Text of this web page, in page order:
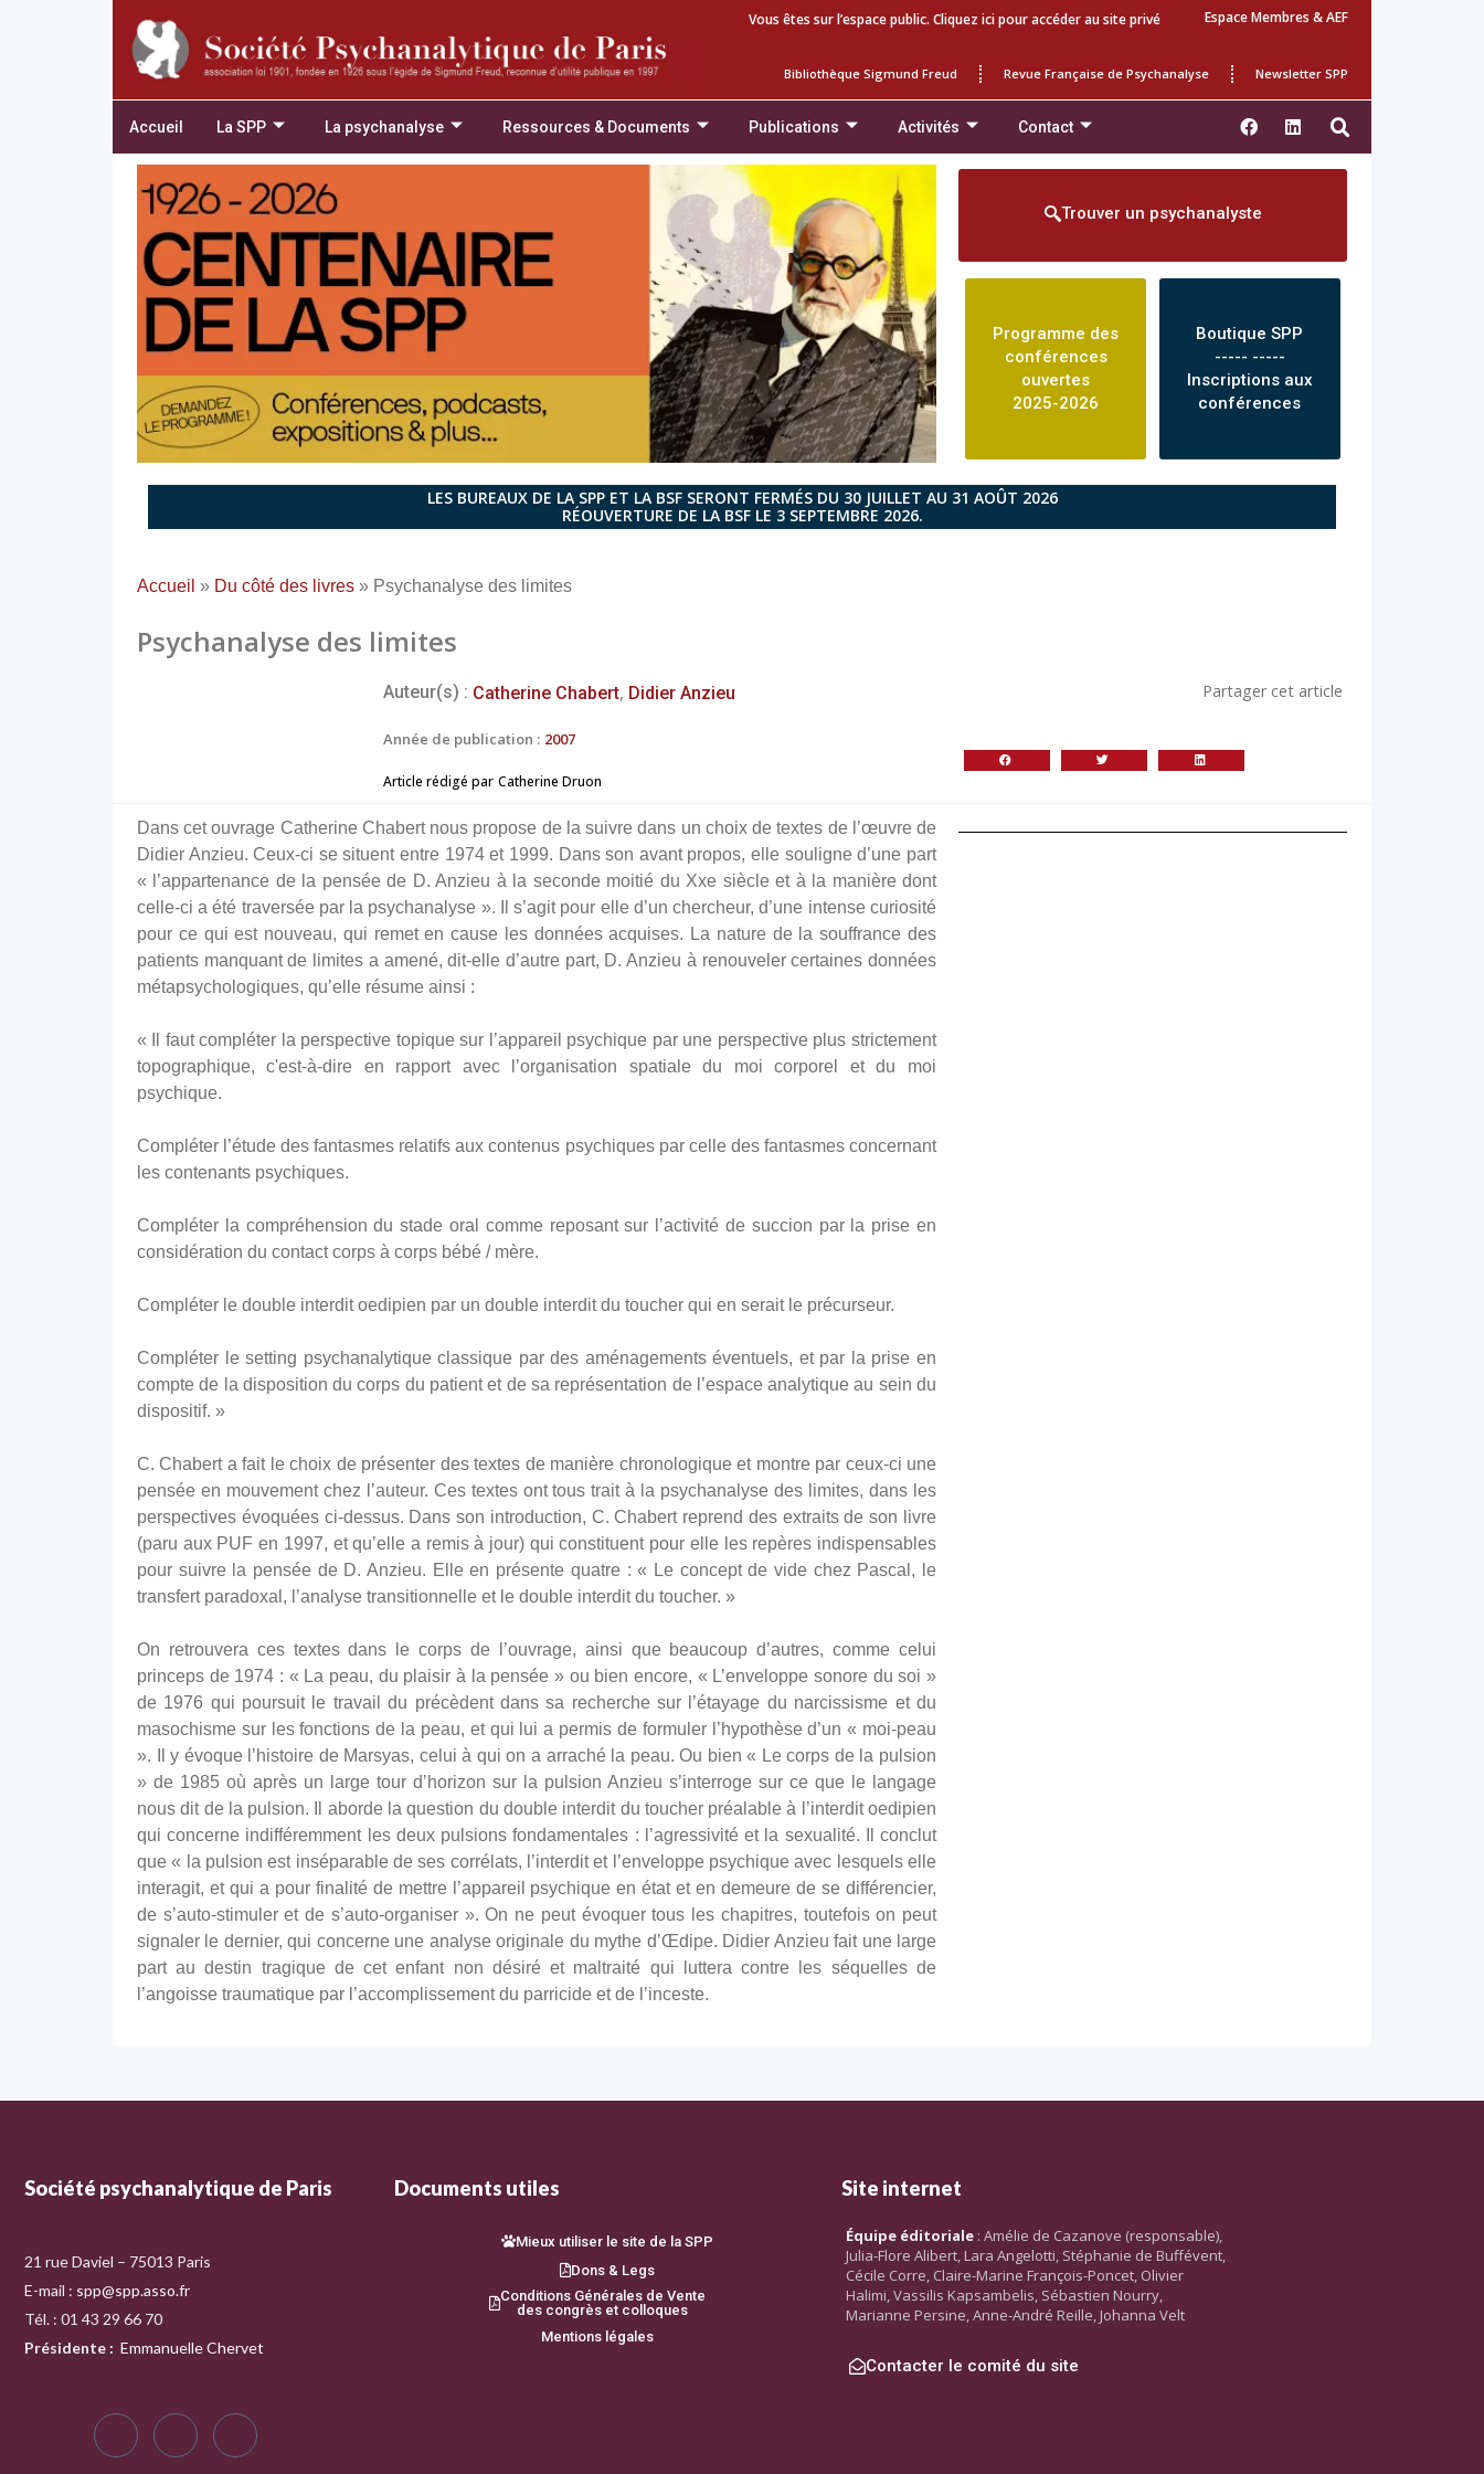
Vous êtes sur l’espace public. Cliquez ici pour accéder au site privé Espace Membres & AEF
Bibliothèque Sigmund Freud Revue Française de Psychanalyse Newsletter SPP
Accueil La SPP La psychanalyse Ressources & Documents Publications Activités Contact
Trouver un psychanalyste
Programme des
conférences
ouvertes
2025-2026
Boutique SPP
----- -----
Inscriptions aux
conférences
LES BUREAUX DE LA SPP ET LA BSF SERONT FERMÉS DU 30 JUILLET AU 31 AOÛT 2026
RÉOUVERTURE DE LA BSF LE 3 SEPTEMBRE 2026.
Accueil » Du côté des livres » Psychanalyse des limites
Psychanalyse des limites
Auteur(s) : Catherine Chabert, Didier Anzieu
Année de publication : 2007
Article rédigé par Catherine Druon
Partager cet article
Dans cet ouvrage Catherine Chabert nous propose de la suivre dans un choix de textes de l’œuvre de
Didier Anzieu. Ceux-ci se situent entre 1974 et 1999. Dans son avant propos, elle souligne d’une part
« l’appartenance de la pensée de D. Anzieu à la seconde moitié du Xxe siècle et à la manière dont
celle-ci a été traversée par la psychanalyse ». Il s’agit pour elle d’un chercheur, d’une intense curiosité
pour ce qui est nouveau, qui remet en cause les données acquises. La nature de la souffrance des
patients manquant de limites a amené, dit-elle d’autre part, D. Anzieu à renouveler certaines données
métapsychologiques, qu’elle résume ainsi :
« Il faut compléter la perspective topique sur l’appareil psychique par une perspective plus strictement
topographique, c'est-à-dire en rapport avec l’organisation spatiale du moi corporel et du moi
psychique.
Compléter l’étude des fantasmes relatifs aux contenus psychiques par celle des fantasmes concernant
les contenants psychiques.
Compléter la compréhension du stade oral comme reposant sur l’activité de succion par la prise en
considération du contact corps à corps bébé / mère.
Compléter le double interdit oedipien par un double interdit du toucher qui en serait le précurseur.
Compléter le setting psychanalytique classique par des aménagements éventuels, et par la prise en
compte de la disposition du corps du patient et de sa représentation de l’espace analytique au sein du
dispositif. »
C. Chabert a fait le choix de présenter des textes de manière chronologique et montre par ceux-ci une
pensée en mouvement chez l’auteur. Ces textes ont tous trait à la psychanalyse des limites, dans les
perspectives évoquées ci-dessus. Dans son introduction, C. Chabert reprend des extraits de son livre
(paru aux PUF en 1997, et qu’elle a remis à jour) qui constituent pour elle les repères indispensables
pour suivre la pensée de D. Anzieu. Elle en présente quatre : « Le concept de vide chez Pascal, le
transfert paradoxal, l’analyse transitionnelle et le double interdit du toucher. »
On retrouvera ces textes dans le corps de l’ouvrage, ainsi que beaucoup d’autres, comme celui
princeps de 1974 : « La peau, du plaisir à la pensée » ou bien encore, « L’enveloppe sonore du soi »
de 1976 qui poursuit le travail du précèdent dans sa recherche sur l’étayage du narcissisme et du
masochisme sur les fonctions de la peau, et qui lui a permis de formuler l’hypothèse d’un « moi-peau
». Il y évoque l’histoire de Marsyas, celui à qui on a arraché la peau. Ou bien « Le corps de la pulsion
» de 1985 où après un large tour d’horizon sur la pulsion Anzieu s’interroge sur ce que le langage
nous dit de la pulsion. Il aborde la question du double interdit du toucher préalable à l’interdit oedipien
qui concerne indifféremment les deux pulsions fondamentales : l’agressivité et la sexualité. Il conclut
que « la pulsion est inséparable de ses corrélats, l’interdit et l’enveloppe psychique avec lesquels elle
interagit, et qui a pour finalité de mettre l’appareil psychique en état et en demeure de se différencier,
de s’auto-stimuler et de s’auto-organiser ». On ne peut évoquer tous les chapitres, toutefois on peut
signaler le dernier, qui concerne une analyse originale du mythe d’Œdipe. Didier Anzieu fait une large
part au destin tragique de cet enfant non désiré et maltraité qui luttera contre les séquelles de
l’angoisse traumatique par l’accomplissement du parricide et de l’inceste.
Société psychanalytique de Paris
21 rue Daviel – 75013 Paris
E-mail : spp@spp.asso.fr
Tél. : 01 43 29 66 70
Présidente : Emmanuelle Chervet
Documents utiles
Mieux utiliser le site de la SPP
Dons & Legs
Conditions Générales de Vente
des congrès et colloques
Mentions légales
Site internet
Équipe éditoriale : Amélie de Cazanove (responsable),
Julia-Flore Alibert, Lara Angelotti, Stéphanie de Buffévent,
Cécile Corre, Claire-Marine François-Poncet, Olivier
Halimi, Vassilis Kapsambelis, Sébastien Nourry,
Marianne Persine, Anne-André Reille, Johanna Velt
Contacter le comité du site